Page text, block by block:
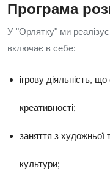
Програма
У "Орлятку" ми
включає в себе:
ігрову діяльність,
креативності;
заняття з художньої
культури;